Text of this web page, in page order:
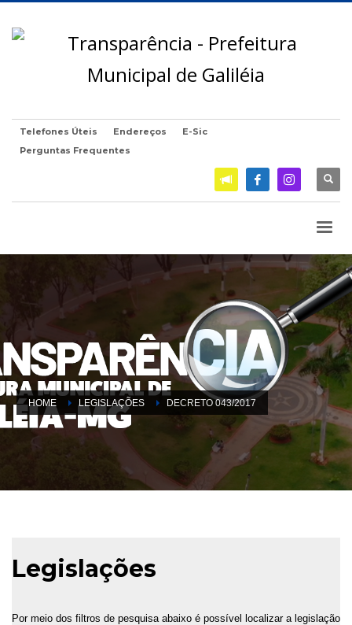
Telefones Úteis Endereços
E-Sic
Perguntas Frequentes
HOME LEGISLAÇÕES DECRETO 043/2017
Legislações
Por meio dos filtros de pesquisa abaixo é possível localizar a legislação